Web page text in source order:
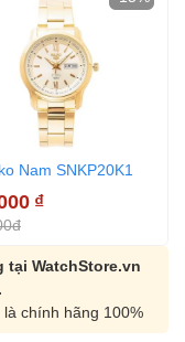
Nam SNKP20K1
₫
tại WatchStore.vn
chính hãng 100%
Casio Nam MTS-